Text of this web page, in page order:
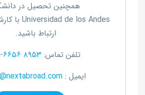
همچنین تحصیل در
Universidad de los Andes با
ارتباط باشید.
تلفن تماس: ۰۲۱-۶۶۵۶
ایمیل :